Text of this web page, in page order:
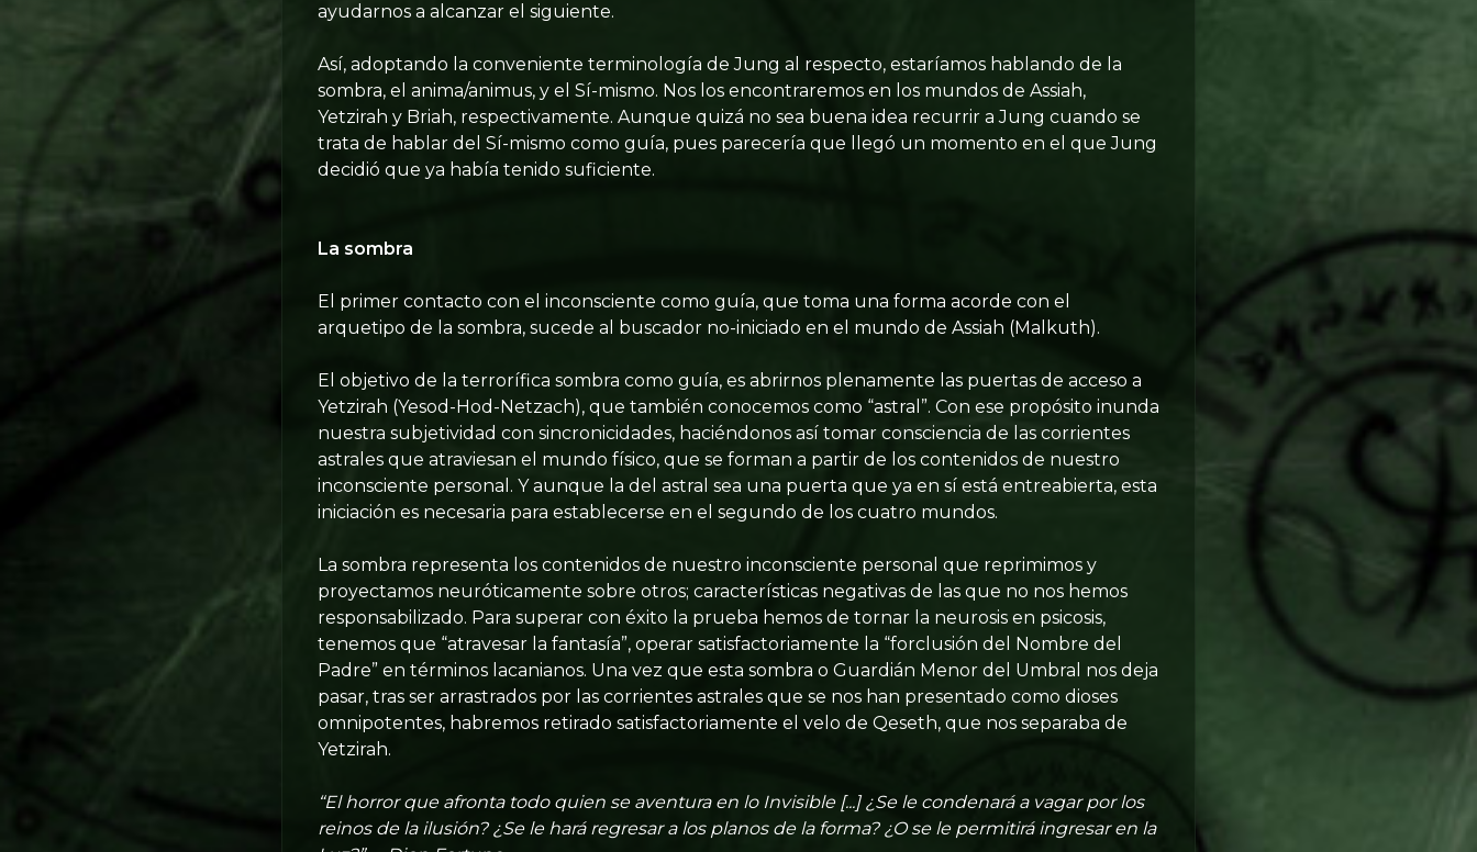
ayudarnos a alcanzar el siguiente.
Así, adoptando la conveniente terminología de Jung al respecto, estaríamos hablando de la
sombra, el anima/animus, y el Sí-mismo. Nos los encontraremos en los mundos de Assiah,
Yetzirah y Briah, respectivamente. Aunque quizá no sea buena idea recurrir a Jung cuando se
trata de hablar del Sí-mismo como guía, pues parecería que llegó un momento en el que Jung
decidió que ya había tenido suficiente.
La sombra
El primer contacto con el inconsciente como guía, que toma una forma acorde con el
arquetipo de la sombra, sucede al buscador no-iniciado en el mundo de Assiah (Malkuth).
El objetivo de la terrorífica sombra como guía, es abrirnos plenamente las puertas de acceso a
Yetzirah (Yesod-Hod-Netzach), que también conocemos como “astral”. Con ese propósito inunda
nuestra subjetividad con sincronicidades, haciéndonos así tomar consciencia de las corrientes
astrales que atraviesan el mundo físico, que se forman a partir de los contenidos de nuestro
inconsciente personal. Y aunque la del astral sea una puerta que ya en sí está entreabierta, esta
iniciación es necesaria para establecerse en el segundo de los cuatro mundos.
La sombra representa los contenidos de nuestro inconsciente personal que reprimimos y
proyectamos neuróticamente sobre otros; características negativas de las que no nos hemos
responsabilizado. Para superar con éxito la prueba hemos de tornar la neurosis en psicosis,
tenemos que “atravesar la fantasía”, operar satisfactoriamente la “forclusión del Nombre del
Padre” en términos lacanianos. Una vez que esta sombra o Guardián Menor del Umbral nos deja
pasar, tras ser arrastrados por las corrientes astrales que se nos han presentado como dioses
omnipotentes, habremos retirado satisfactoriamente el velo de Qeseth, que nos separaba de
Yetzirah.
“El horror que afronta todo quien se aventura en lo Invisible [...] ¿Se le condenará a vagar por los
reinos de la ilusión? ¿Se le hará regresar a los planos de la forma? ¿O se le permitirá ingresar en la